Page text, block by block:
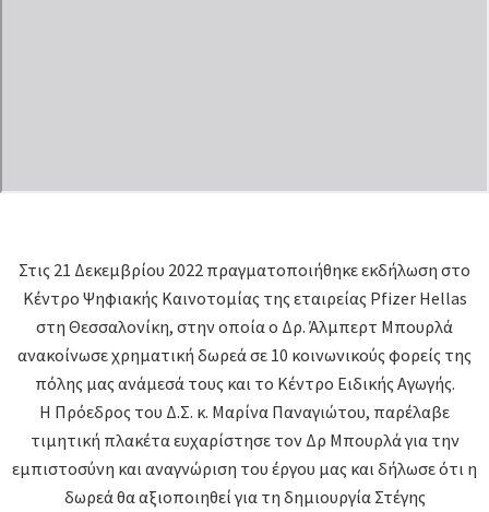
Στις 21 Δεκεμβρίου 2022 πραγματοποιήθηκε εκδήλωση στο
Κέντρο Ψηφιακής Καινοτομίας της εταιρείας Pfizer Hellas
στη Θεσσαλονίκη, στην οποία ο Δρ. Άλμπερτ Μπουρλά
ανακοίνωσε χρηματική δωρεά σε 10 κοινωνικούς φορείς της
πόλης μας ανάμεσά τους και το Κέντρο Ειδικής Αγωγής.
Η Πρόεδρος του Δ.Σ. κ. Μαρίνα Παναγιώτου, παρέλαβε
τιμητική πλακέτα ευχαρίστησε τον Δρ Μπουρλά για την
εμπιστοσύνη και αναγνώριση του έργου μας και δήλωσε ότι η
δωρεά θα αξιοποιηθεί για τη δημιουργία Στέγης